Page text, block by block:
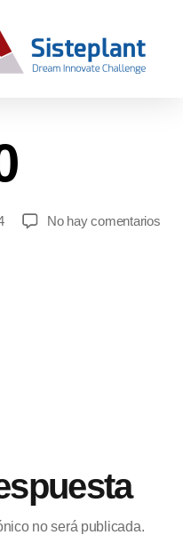
No hay comentarios
no será publicada.